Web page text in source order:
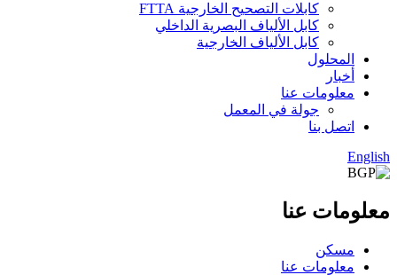
كابلات التصحيح الخارجية FTTA
كابل الألياف البصرية الداخلي
كابل الألياف الخارجية
المحلول
أخبار
معلومات عنا
جولة في المعمل
اتصل بنا
English
معلومات عنا
مسكن
معلومات عنا